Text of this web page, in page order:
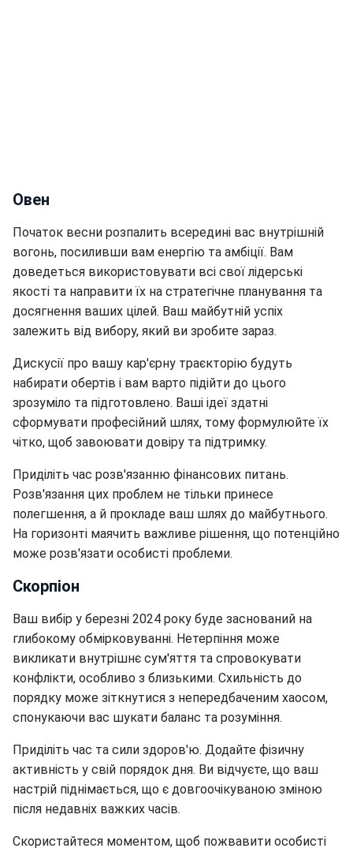
Овен
Початок весни розпалить всередині вас внутрішній
вогонь, посиливши вам енергію та амбіції. Вам
доведеться використовувати всі свої лідерські
якості та направити їх на стратегічне планування та
досягнення ваших цілей. Ваш майбутній успіх
залежить від вибору, який ви зробите зараз.
Дискусії про вашу кар'єрну траєкторію будуть
набирати обертів і вам варто підійти до цього
зрозуміло та підготовлено. Ваші ідеї здатні
сформувати професійний шлях, тому формулюйте їх
чітко, щоб завоювати довіру та підтримку.
Приділіть час розв'язанню фінансових питань.
Розв'язання цих проблем не тільки принесе
полегшення, а й прокладе ваш шлях до майбутнього.
На горизонті маячить важливе рішення, що потенційно
може розв'язати особисті проблеми.
Скорпіон
Ваш вибір у березні 2024 року буде заснований на
глибокому обмірковуванні. Нетерпіння може
викликати внутрішнє сум'яття та спровокувати
конфлікти, особливо з близькими. Схильність до
порядку може зіткнутися з непередбаченим хаосом,
спонукаючи вас шукати баланс та розуміння.
Приділіть час та сили здоров'ю. Додайте фізичну
активність у свій порядок дня. Ви відчуєте, що ваш
настрій піднімається, що є довгоочікуваною зміною
після недавніх важких часів.
Скористайтеся моментом, щоб пожвавити особисті